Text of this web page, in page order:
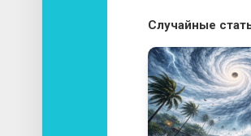
Случайные